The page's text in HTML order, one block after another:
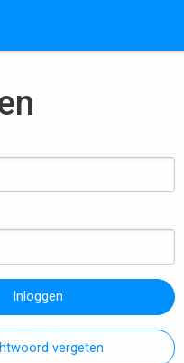
Inloggen
vergeten